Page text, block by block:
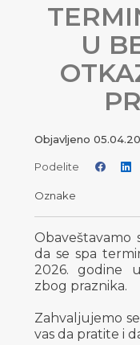
U
Objavljeno
Podelite
Oznake
Obaveštavamo
da se spa
2026. godine
zbog praznika.
Zahvaljujemo
vas da pratite i